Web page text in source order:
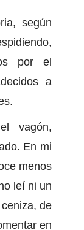
según
por el
a
vagón,
En mi
menos
leí ni un
de
en